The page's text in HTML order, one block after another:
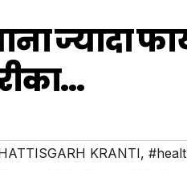
ज्यादा
KRANTI,